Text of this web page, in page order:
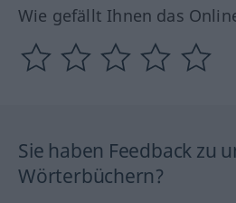
Wie gefällt Ihnen das
Sie haben Feedback zu
Wörterbüchern?